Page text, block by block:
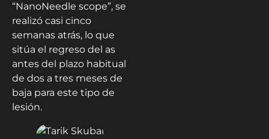
“NanoNeedle scope”, se
realizó casi cinco
semanas atrás, lo que
sitúa el regreso del as
antes del plazo habitual
de dos a tres meses de
baja para este tipo de
lesión.